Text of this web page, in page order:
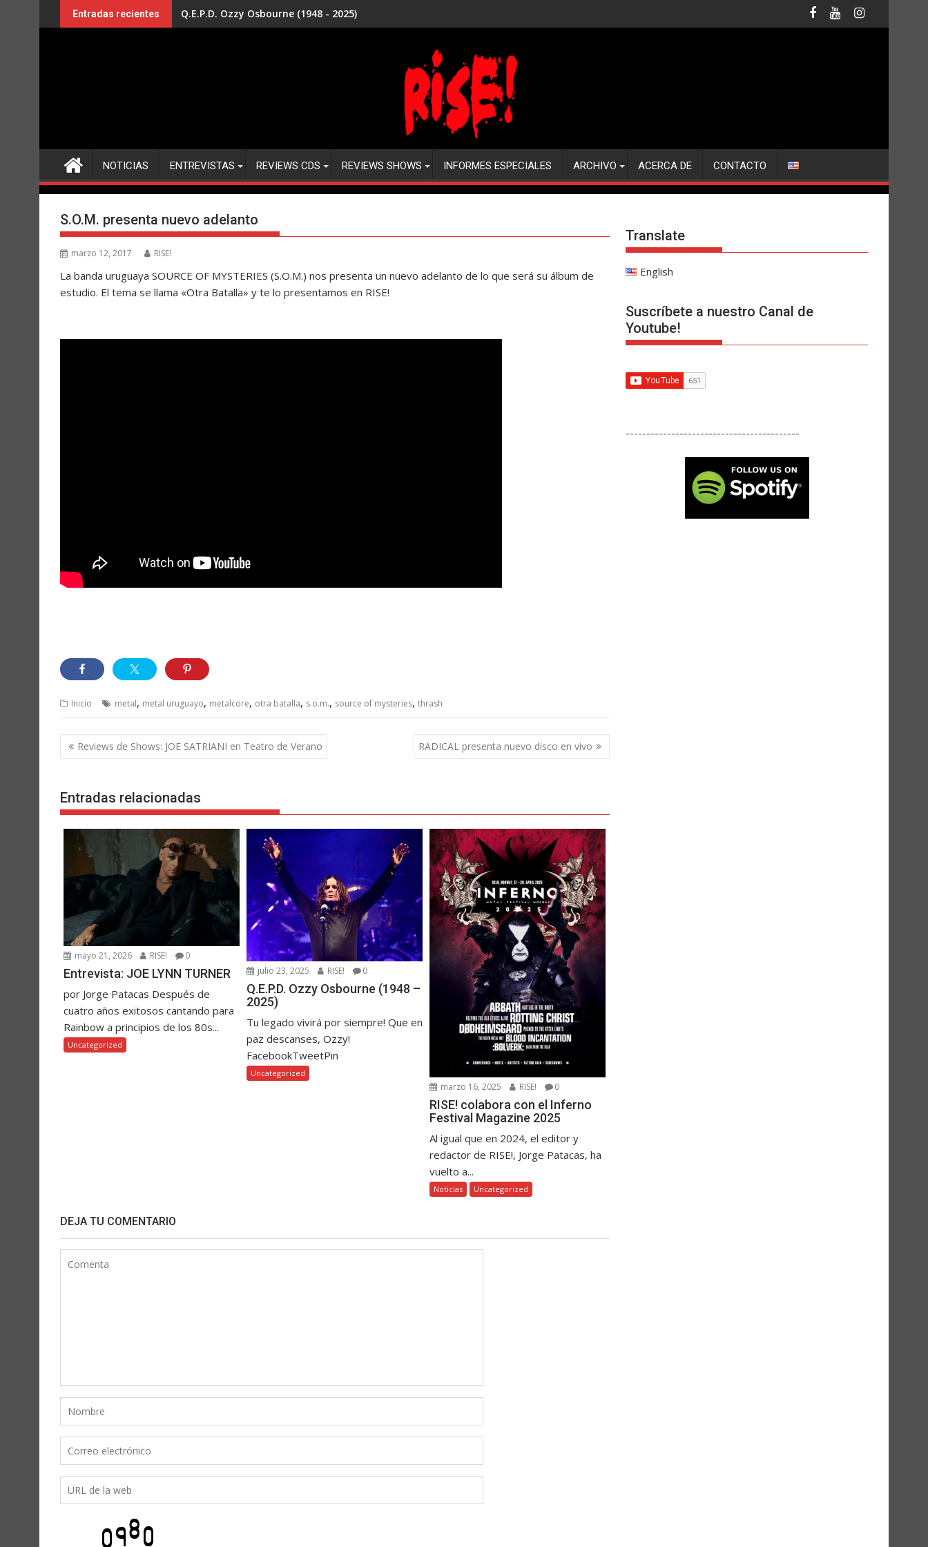
al
Entradas recientes Q.E.P.D. Ozzy Osbourne (1948 - 2025)
NOTICIAS ENTREVISTAS REVIEWS CDS REVIEWS SHOWS INFORMES ESPECIALES ARCHIVO ACERCA DE CONTACTO
S.O.M. presenta nuevo adelanto
marzo 12, 2017 RISE!
La banda uruguaya SOURCE OF MYSTERIES (S.O.M.) nos presenta un nuevo adelanto de lo que será su álbum de
estudio. El tema se llama «Otra Batalla» y te lo presentamos en RISE!
Inicio metal, metal uruguayo, metalcore, otra batalla, s.o.m., source of mysteries, thrash
Navegación
de
Reviews de Shows: JOE SATRIANI en Teatro de Verano RADICAL presenta nuevo disco en vivo
Entradas relacionadas
mayo 21, 2026 RISE! 0
Entrevista: JOE LYNN TURNER
por Jorge Patacas Después de
cuatro años exitosos cantando para
Rainbow a principios de los 80s...
Uncategorized
julio 23, 2025 RISE! 0
Q.E.P.D. Ozzy Osbourne (1948 –
2025)
Tu legado vivirá por siempre! Que en
paz descanses, Ozzy!
FacebookTweetPin
Uncategorized
marzo 16, 2025 RISE! 0
RISE! colabora con el Inferno
Festival Magazine 2025
Al igual que en 2024, el editor y
redactor de RISE!, Jorge Patacas, ha
vuelto a...
Noticias Uncategorized
DEJA TU COMENTARIO
Translate
English
Suscríbete a nuestro Canal de
Youtube!
------------------------------------------